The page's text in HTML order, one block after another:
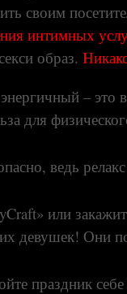
своим
интимных
образ.
– это
для
ведь
или
девушек! Они
праздник